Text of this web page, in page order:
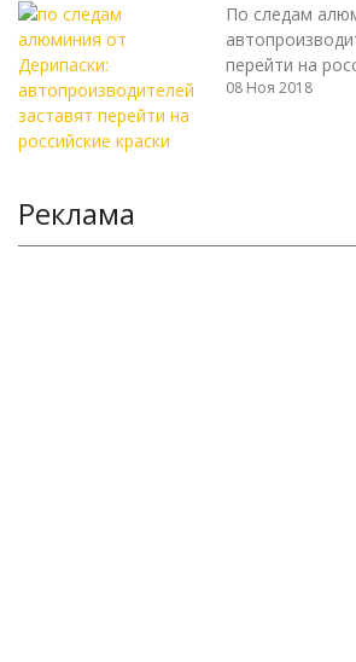
По следам
перейти на
08 Ноя 2018
Реклама